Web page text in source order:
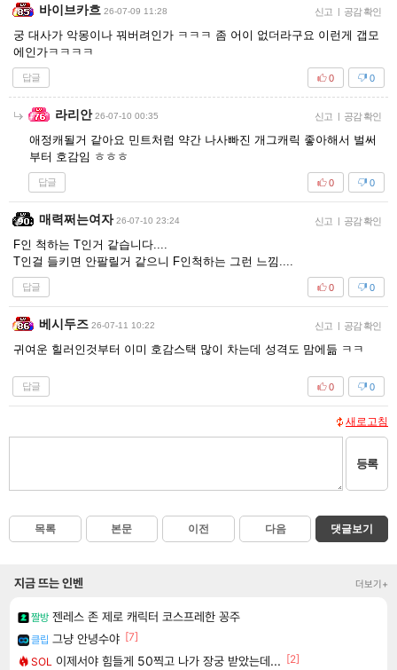
바이브카흐 26-07-09 11:28 신고 공감 확인
궁 대사가 악몽이나 꿔버려인가 ㅋㅋㅋ 좀 어이 없더라구요 이런게 갭모
에인가ㅋㅋㅋㅋ
답글 0
0
라리안 26-07-10 00:35 신고 공감 확인
애정캐될거 같아요 민트처럼 약간 나사빠진 개그캐릭 좋아해서 벌써
부터 호감임 ㅎㅎㅎ
답글 0
0
매력쩌는여자 26-07-10 23:24 신고 공감 확인
F인 척하는 T인거 같습니다....
T인걸 들키면 안팔릴거 같으니 F인척하는 그런 느낌....
답글 0
0
베시두즈 26-07-11 10:22 신고 공감 확인
귀여운 힐러인것부터 이미 호감스택 많이 차는데 성격도 맘에듦 ㅋㅋ
답글 0
0
새로고침
등록
목록 본문 이전 다음 댓글보기
지금 뜨는 인벤 더보기+
짤방 젠레스 존 제로 캐릭터 코스프레한 꽁주
클립 그냥 안녕수야 [7]
SOL 이제서야 힘들게 50찍고 나가 장궁 받았는데... [2]